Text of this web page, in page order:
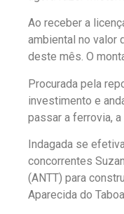
Ao receber a
ambiental no valor
deste mês. O
Procurada pela
investimento e
passar a ferrovia,
Indagada se
concorrentes
(ANTT) para
Aparecida do